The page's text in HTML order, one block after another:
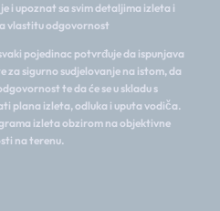
i upoznat sa svim detaljima izleta i
vlastitu odgovornost
pojedinac potvrđuje da ispunjava
za sigurno sudjelovanje na istom, da
te da će se u skladu s
plana izleta, odluka i uputa vodiča.
izleta obzirom na objektivne
na terenu.